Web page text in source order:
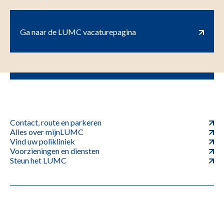
Ga naar de LUMC vacaturepagina
Contact, route en parkeren
Alles over mijnLUMC
Vind uw polikliniek
Voorzieningen en diensten
Steun het LUMC